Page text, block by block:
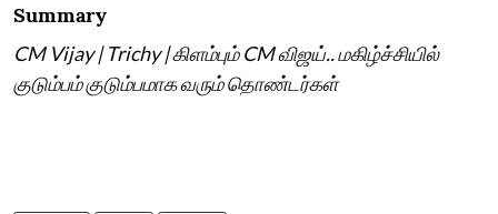
Summary
CM Vijay | Trichy | கிளம்பும் CM விஜய்.. மகிழ்ச்சியில்
குடும்பம் குடும்பமாக வரும் தொண்டர்கள்